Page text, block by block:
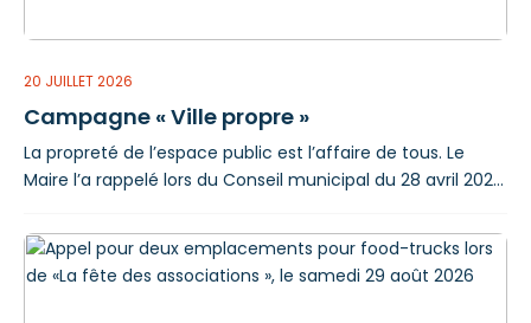
20 JUILLET 2026
Campagne « Ville propre »
La propreté de l’espace public est l’affaire de tous. Le
Maire l’a rappelé lors du Conseil municipal du 28 avril 2026,
sanctionnées. « Deux garde-champêtres sensibilisent les
contrevenants depuis de longs mois. La phase de
sensibilisation doit maintenant cesser. Nous allons